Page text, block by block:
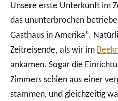
Unsere erste Unterkunft im
das ununterbrochen
Gasthaus in Amerika”.
Zeitreisende, als wir im
ankamen. Sogar die
Zimmers schien aus einer
stammen, und gleichzeitig